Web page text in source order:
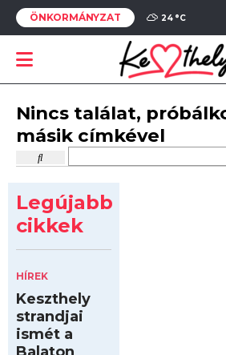
ÖNKORMÁNYZAT 24 °C
Nincs találat,
másik címkével
Legújabb
cikkek
HÍREK
Keszthely
strandjai
ismét a